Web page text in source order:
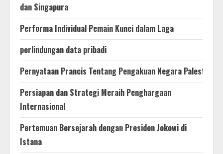
dan Singapura
Performa Individual Pemain Kunci dalam Laga
perlindungan data pribadi
Pernyataan Prancis Tentang Pengakuan Negara Palestina
Persiapan dan Strategi Meraih Penghargaan
Internasional
Pertemuan Bersejarah dengan Presiden Jokowi di
Istana